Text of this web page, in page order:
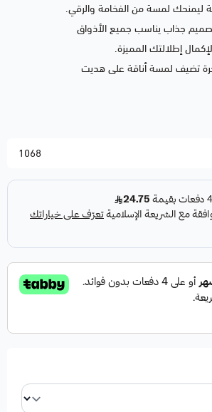
ليمنحك لمسة من الفخامة والرقي.
جذاب يناسب جميع الأذواق
إطلالتك المميزة.
تضيف لمسة أناقة على هديت
1068